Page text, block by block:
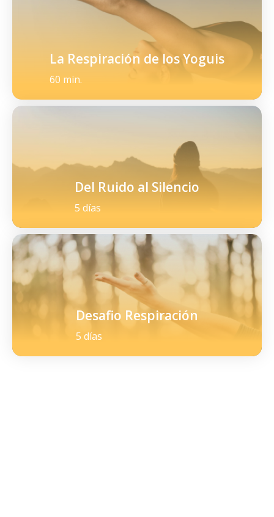
La Respiración de los Yoguis
60 min.
Del Ruido al Silencio
5 días
Desafio Respiración
5 días